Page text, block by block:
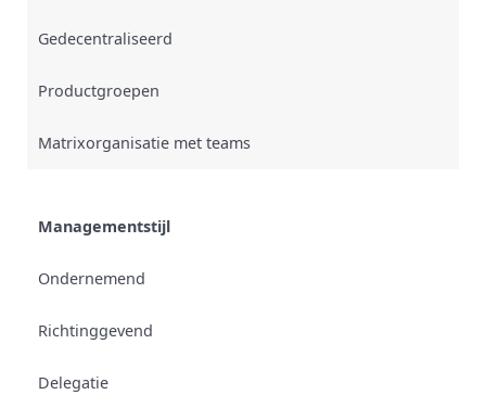
Gedecentraliseerd
Productgroepen
Matrixorganisatie met teams
Managementstijl
Ondernemend
Richtinggevend
Delegatie